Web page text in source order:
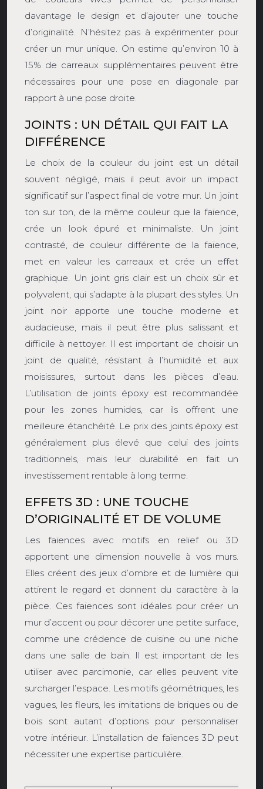
davantage le design et d’ajouter une touche
d’originalité. N’hésitez pas à expérimenter pour
créer un mur unique. On estime qu’environ 10 à
15% de carreaux supplémentaires peuvent être
nécessaires pour une pose en diagonale par
rapport à une pose droite.
JOINTS : UN DÉTAIL QUI FAIT LA
DIFFÉRENCE
Le choix de la couleur du joint est un détail
souvent négligé, mais il peut avoir un impact
significatif sur l’aspect final de votre mur. Un joint
ton sur ton, de la même couleur que la faïence,
crée un look épuré et minimaliste. Un joint
contrasté, de couleur différente de la faïence,
met en valeur les carreaux et crée un effet
graphique. Un joint gris clair est un choix sûr et
polyvalent, qui s’adapte à la plupart des styles. Un
joint noir apporte une touche moderne et
audacieuse, mais il peut être plus salissant et
difficile à nettoyer. Il est important de choisir un
joint de qualité, résistant à l’humidité et aux
moisissures, surtout dans les pièces d’eau.
L’utilisation de joints époxy est recommandée
pour les zones humides, car ils offrent une
meilleure étanchéité. Le prix des joints époxy est
généralement plus élevé que celui des joints
traditionnels, mais leur durabilité en fait un
investissement rentable à long terme.
EFFETS 3D : UNE TOUCHE
D’ORIGINALITÉ ET DE VOLUME
Les faïences avec motifs en relief ou 3D
apportent une dimension nouvelle à vos murs.
Elles créent des jeux d’ombre et de lumière qui
attirent le regard et donnent du caractère à la
pièce. Ces faïences sont idéales pour créer un
mur d’accent ou pour décorer une petite surface,
comme une crédence de cuisine ou une niche
dans une salle de bain. Il est important de les
utiliser avec parcimonie, car elles peuvent vite
surcharger l’espace. Les motifs géométriques, les
vagues, les fleurs, les imitations de briques ou de
bois sont autant d’options pour personnaliser
votre intérieur. L’installation de faïences 3D peut
nécessiter une expertise particulière.